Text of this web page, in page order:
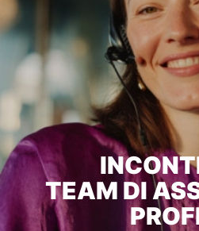
TEAM DI